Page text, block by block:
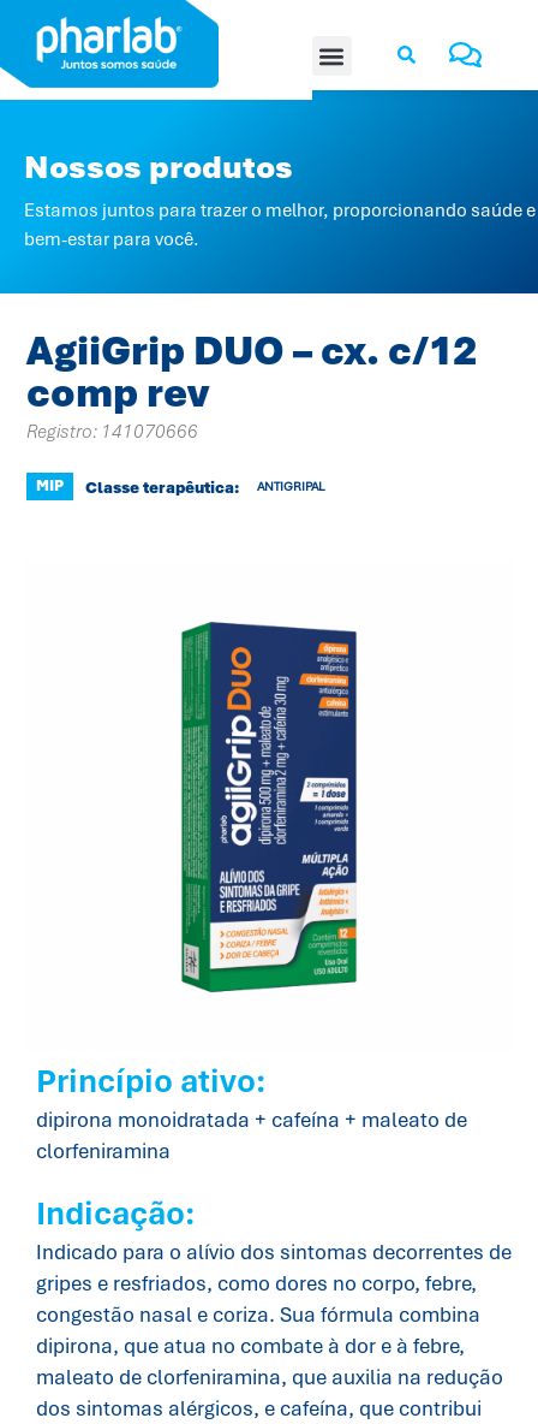
Nossos produtos
Estamos juntos para trazer o melhor, proporcionando saúde e
bem-estar para você.
AgiiGrip DUO – cx. c/12
comp rev
Registro: 141070666
MIP Classe terapêutica: ANTIGRIPAL
Princípio ativo:
dipirona monoidratada + cafeína + maleato de
clorfeniramina
Indicação:
Indicado para o alívio dos sintomas decorrentes de
gripes e resfriados, como dores no corpo, febre,
congestão nasal e coriza. Sua fórmula combina
dipirona, que atua no combate à dor e à febre,
maleato de clorfeniramina, que auxilia na redução
dos sintomas alérgicos, e cafeína, que contribui